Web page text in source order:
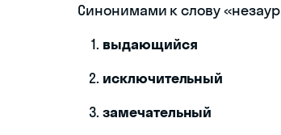
Синонимами к слову
выдающийся
исключительный
замечательный